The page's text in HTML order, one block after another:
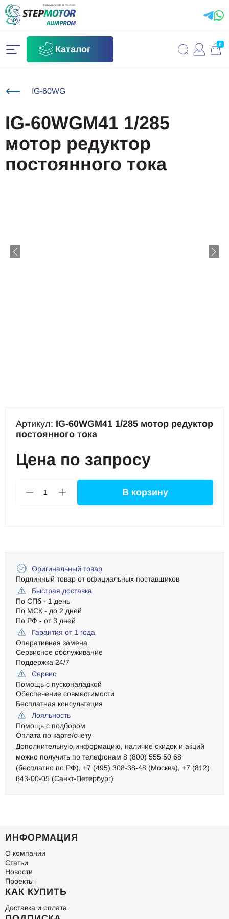
Каталог 0
IG-60WG
IG-60WGM41 1/285
мотор редуктор
постоянного тока
Артикул: IG-60WGM41 1/285 мотор редуктор
постоянного тока
Цена по запросу
1 В корзину
Оригинальный товар
Подлинный товар от официальных поставщиков
Быстрая доставка
По СПб - 1 день
По МСК - до 2 дней
По РФ - от 3 дней
Гарантия от 1 года
Оперативная замена
Сервисное обслуживание
Поддержка 24/7
Сервис
Помощь с пусконаладкой
Обеспечение совместимости
Бесплатная консультация
Лояльность
Помощь с подбором
Оплата по карте/счету
Дополнительную информацию, наличие скидок и акций
можно получить по телефонам 8 (800) 555 50 68
(бесплатно по РФ), +7 (495) 308-38-48 (Москва), +7 (812)
643-00-05 (Санкт-Петербург)
ИНФОРМАЦИЯ
О компании
Статьи
Новости
Проекты
КАК КУПИТЬ
Доставка и оплата